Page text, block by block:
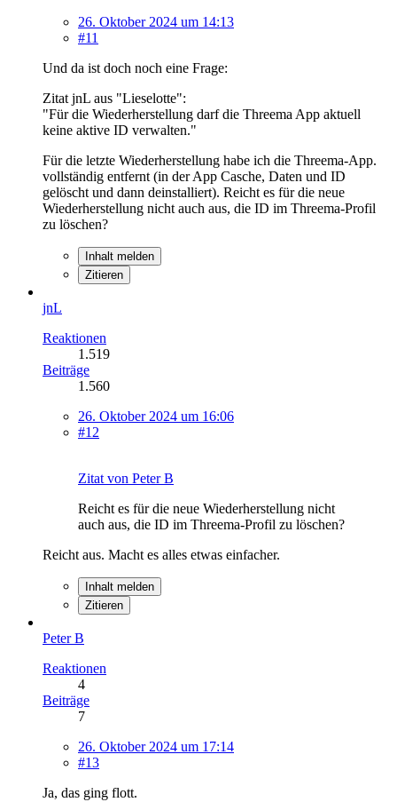
26. Oktober 2024 um 14:13
#11
Und da ist doch noch eine Frage:
Zitat jnL aus "Lieselotte":
"Für die Wiederherstellung darf die Threema App aktuell
keine aktive ID verwalten."
Für die letzte Wiederherstellung habe ich die Threema-App.
vollständig entfernt (in der App Casche, Daten und ID
gelöscht und dann deinstalliert). Reicht es für die neue
Wiederherstellung nicht auch aus, die ID im Threema-Profil
zu löschen?
Inhalt melden
Zitieren
jnL
Reaktionen
1.519
Beiträge
1.560
26. Oktober 2024 um 16:06
#12
Zitat von Peter B
Reicht es für die neue Wiederherstellung nicht
auch aus, die ID im Threema-Profil zu löschen?
Reicht aus. Macht es alles etwas einfacher.
Inhalt melden
Zitieren
Peter B
Reaktionen
4
Beiträge
7
26. Oktober 2024 um 17:14
#13
Ja, das ging flott.